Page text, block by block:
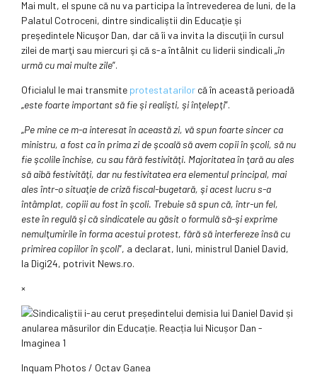
Mai mult, el spune că nu va participa la întrevederea de luni, de la
Palatul Cotroceni, dintre sindicaliştii din Educaţie şi
preşedintele Nicuşor Dan, dar că îi va invita la discuţii în cursul
zilei de marţi sau miercuri şi că s-a întâlnit cu liderii sindicali „în
urmă cu mai multe zile”.
Oficialul le mai transmite protestatarilor că în această perioadă
„este foarte important să fie şi realişti, şi înţelepţi”.
„Pe mine ce m-a interesat în această zi, vă spun foarte sincer ca
ministru, a fost ca în prima zi de şcoală să avem copii în şcoli, să nu
fie şcolile închise, cu sau fără festivităţi. Majoritatea în ţară au ales
să aibă festivităţi, dar nu festivitatea era elementul principal, mai
ales într-o situaţie de criză fiscal-bugetară, şi acest lucru s-a
întâmplat, copiii au fost în şcoli. Trebuie să spun că, într-un fel,
este în regulă şi că sindicatele au găsit o formulă să-şi exprime
nemulţumirile în forma acestui protest, fără să interfereze însă cu
primirea copiilor în şcoli”, a declarat, luni, ministrul Daniel David,
la Digi24, potrivit News.ro.
×
Inquam Photos / Octav Ganea